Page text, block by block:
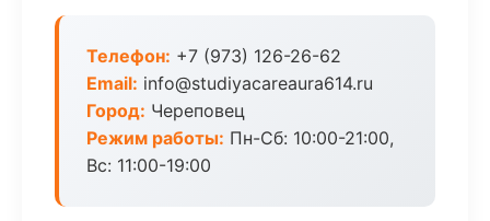
Телефон: +7 (973) 126-26-62
Email: info@studiyacareaura614.ru
Город: Череповец
Режим работы: Пн-Сб: 10:00-21:00,
Вс: 11:00-19:00